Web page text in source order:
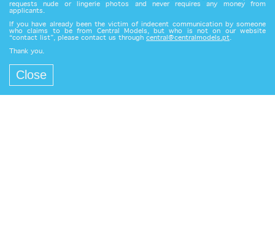
requests nude or lingerie photos and never requires any money from
applicants.
If you have already been the victim of indecent communication by someone
who claims to be from Central Models, but who is not on our website
“contact list”, please contact us through central@centralmodels.pt.
Thank you.
Close